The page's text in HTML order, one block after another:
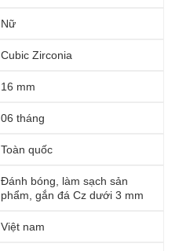
Nữ
Cubic Zirconia
16 mm
06 tháng
Toàn quốc
Đánh bóng, làm sạch sản
phẩm, gắn đá Cz dưới 3 mm
Việt nam